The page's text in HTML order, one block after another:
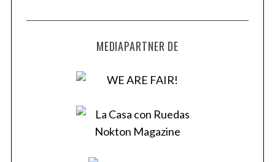
MEDIAPARTNER DE